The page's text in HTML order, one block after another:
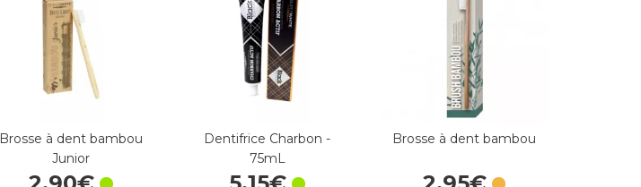
Brosse à dent bambou
Junior
Dentifrice Charbon -
75mL
Brosse à dent bambou